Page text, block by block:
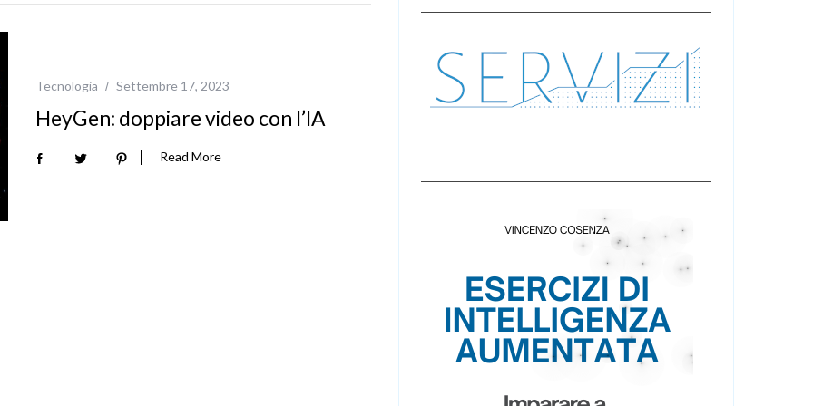
Tecnologia Settembre 17, 2023
HeyGen: doppiare video con l’IA
Read More